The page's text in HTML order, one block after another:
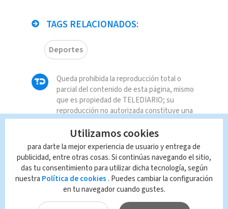
TAGS RELACIONADOS:
Deportes
Queda prohibida la reproducción total o
parcial del contenido de esta página, mismo
que es propiedad de TELEDIARIO; su
reproducción no autorizada constituye una
infracción y un delito de conformidad con las
leyes aplicables.
Utilizamos cookies
para darte la mejor experiencia de usuario y entrega de
publicidad, entre otras cosas. Si continúas navegando el sitio,
das tu consentimiento para utilizar dicha tecnología, según
nuestra Política de cookies . Puedes cambiar la configuración
en tu navegador cuando gustes.